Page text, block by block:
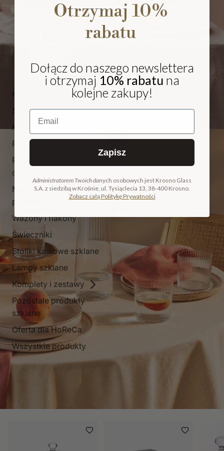
Kieliszki i pokale
Szklanki
Karafki i dzbanki
Patery
Pojemniki i
cukiernice
Miski, salaterki i
pucharki
Wazony i flakony
Świeczniki
Stoliki kawowe szklane
Lampy szklane
Komplety i zestawy
Pozostałe produkty
szklane
Oferta dla HoReCa
Wszystkie produkty
NA PREZENT
COLLECTION
Otrzymaj 10%
rabatu
Dołącz do naszego newslettera
i otrzymaj 10% rabatu na
kolejne zakupy!
Email
Zapisz
Administratorem Twoich danych osobowych jest Krosno Glass
S.A. z siedzibą w Krośnie, ul. Tysiąclecia 13, 38-400 Krosno.
Zobacz całą Politykę Prywatności